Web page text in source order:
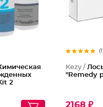
2
Kezy /
"Remedy
2168 ₽